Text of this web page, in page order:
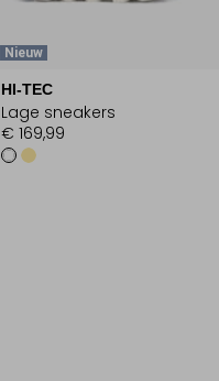
Nieuw
HI-TEC
Lage sneakers
€ 169,99